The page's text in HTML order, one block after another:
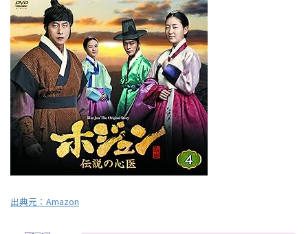
出典元： Amazon